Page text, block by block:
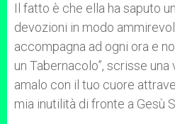
Il fatto è che ella ha saputo
devozioni in modo
accompagna ad ogni ora e
un Tabernacolo”, scrisse una
amalo con il tuo cuore
mia inutilità di fronte a Gesù